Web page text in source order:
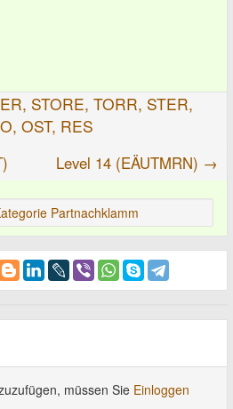
STORE, TORR, STER,
OST, RES
Level 14 (EÄUTMRN) →
Partnachklamm
müssen Sie Einloggen